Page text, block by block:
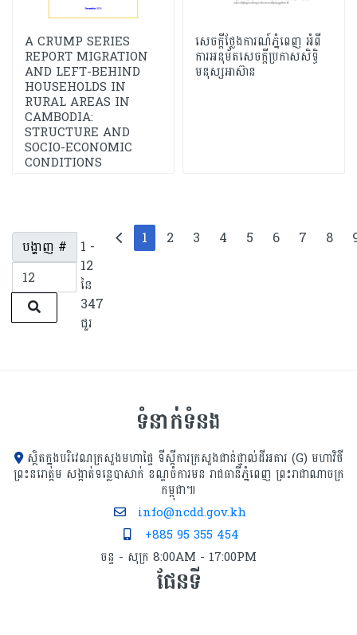
A CRUMP SERIES
REPORT MIGRATION
AND LEFT-BEHIND
HOUSEHOLDS IN
RURAL AREAS IN
CAMBODIA:
STRUCTURE AND
SOCIO-ECONOMIC
CONDITIONS
សេចក្តីថ្លែងការណ៍ភ្នំពេញ អំពី
ការអនុម័តសេចក្តីប្រកាសសិទ្ធិ
មនុស្សអាស៊ាន
បង្ហាញ #
1 -
12
នៃ
347
ជួរ
1 2 3 4 5 6 7 8
ទំនាក់ទំនង
ស្ថិតក្នុងបរិវេណក្រសួងមហាផ្ទៃ ទីស្ដីការក្រសួង​ជាន់ផ្ទាល់ដីអគារ (G) មហាវិថី
ព្រះនរោត្តម សង្កាត់ទន្លេបាសាក់ ខណ្ឌចំការមន រាជធានីភ្នំពេញ ព្រះរាជាណាចក្រ
កម្ពុជា៕
info@ncdd.gov.kh
+885 95 355 454
ចន្ទ - សុក្រ 8:00AM - 17:00PM
ផែនទី